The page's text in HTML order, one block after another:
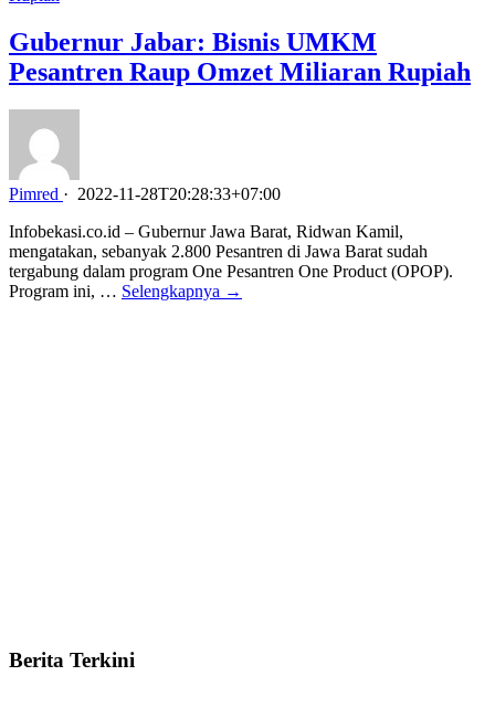
Gubernur Jabar: Bisnis UMKM
Pesantren Raup Omzet Miliaran Rupiah
Pimred · 2022-11-28T20:28:33+07:00
Infobekasi.co.id – Gubernur Jawa Barat, Ridwan Kamil,
mengatakan, sebanyak 2.800 Pesantren di Jawa Barat sudah
tergabung dalam program One Pesantren One Product (OPOP).
Program ini, … Selengkapnya →
Berita Terkini